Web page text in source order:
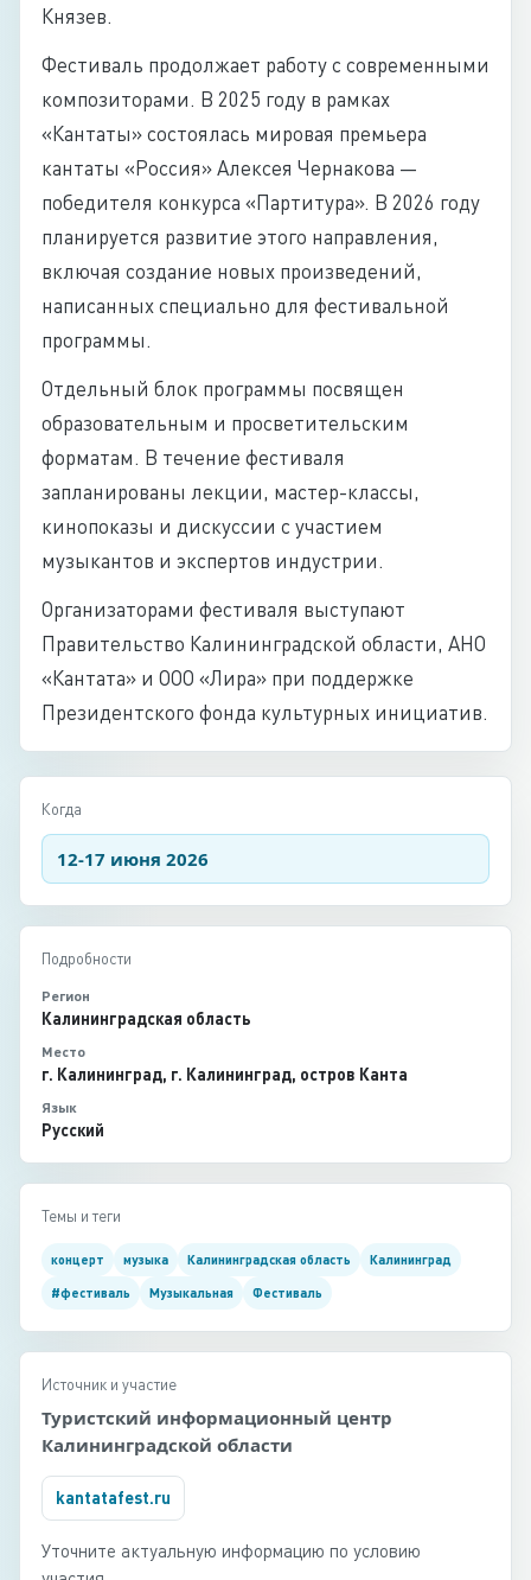
Князев.
Фестиваль продолжает работу с современными
композиторами. В 2025 году в рамках
«Кантаты» состоялась мировая премьера
кантаты «Россия» Алексея Чернакова —
победителя конкурса «Партитура». В 2026 году
планируется развитие этого направления,
включая создание новых произведений,
написанных специально для фестивальной
программы.
Отдельный блок программы посвящен
образовательным и просветительским
форматам. В течение фестиваля
запланированы лекции, мастер-классы,
кинопоказы и дискуссии с участием
музыкантов и экспертов индустрии.
Организаторами фестиваля выступают
Правительство Калининградской области, АНО
«Кантата» и ООО «Лира» при поддержке
Президентского фонда культурных инициатив.
Когда
12-17 июня 2026
Подробности
Регион
Калининградская область
Место
г. Калининград, г. Калининград, остров Канта
Язык
Русский
Темы и теги
концерт музыка Калининградская область Калининград
#фестиваль Музыкальная Фестиваль
Источник и участие
Туристский информационный центр
Калининградской области
kantatafest.ru
Уточните актуальную информацию по условию